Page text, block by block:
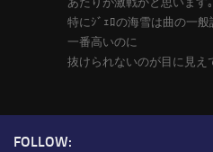
特にｼﾞｪﾛの海雪は曲の一
一番高いのに
抜けられないのが目に見え
FOLLOW: